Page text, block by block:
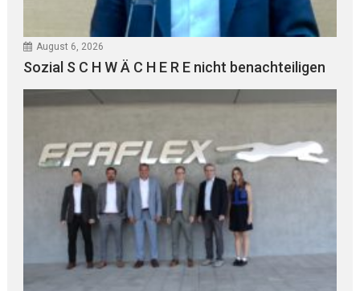
August 6, 2026
Sozial S C H W Ä C H E R E nicht benachteiligen